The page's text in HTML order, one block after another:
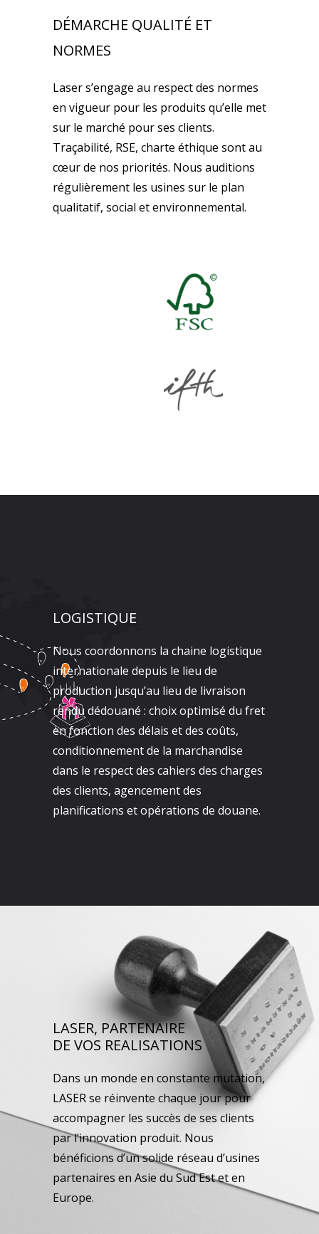
DÉMARCHE QUALITÉ ET
NORMES
Laser s’engage au respect des normes
en vigueur pour les produits qu’elle met
sur le marché pour ses clients.
Traçabilité, RSE, charte éthique sont au
cœur de nos priorités. Nous auditions
régulièrement les usines sur le plan
qualitatif, social et environnemental.
LOGISTIQUE
Nous coordonnons la chaine logistique
internationale depuis le lieu de
production jusqu’au lieu de livraison
rendu dédouané : choix optimisé du fret
en fonction des délais et des coûts,
conditionnement de la marchandise
dans le respect des cahiers des charges
des clients, agencement des
planifications et opérations de douane.
LASER, PARTENAIRE
DE VOS REALISATIONS
Dans un monde en constante mutation,
LASER se réinvente chaque jour pour
accompagner les succès de ses clients
par l’innovation produit. Nous
bénéficions d’un solide réseau d’usines
partenaires en Asie du Sud Est et en
Europe.